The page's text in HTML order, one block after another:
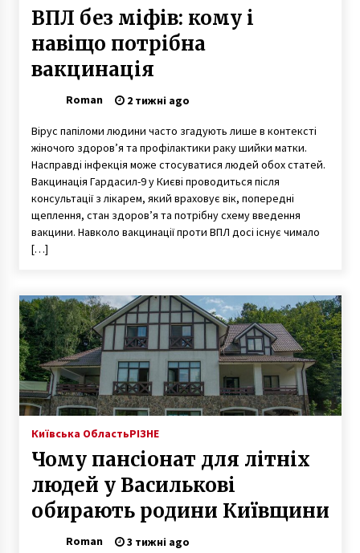
ВПЛ без міфів: кому і
навіщо потрібна
вакцинація
Roman 2 тижні ago
Вірус папіломи людини часто згадують лише в контексті
жіночого здоров’я та профілактики раку шийки матки.
Насправді інфекція може стосуватися людей обох статей.
Вакцинація Гардасил-9 у Києві проводиться після
консультації з лікарем, який враховує вік, попередні
щеплення, стан здоров’я та потрібну схему введення
вакцини. Навколо вакцинації проти ВПЛ досі існує чимало
[…]
Київська ОбластьРІЗНЕ
Чому пансіонат для літніх
людей у Василькові
обирають родини Київщини
Roman 3 тижні ago